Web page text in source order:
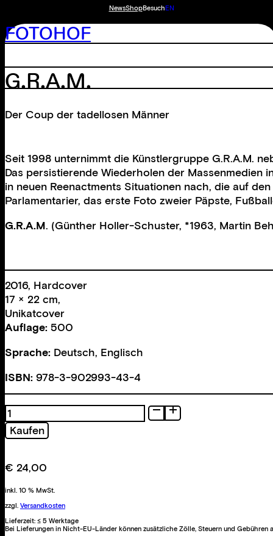
NewsShopBesuchEN
FOTOHOF
G.R.A.M.
Der Coup der tadellosen Männer
Seit 1998 unternimmt die Künstlergruppe G.R.A.M.
Das persistierende Wiederholen der Massenmedien
in neuen Reenactments Situationen nach, die auf
Parlamentarier, das erste Foto zweier Päpste,
G.R.A.M. (Günther Holler-Schuster, *1963, Martin
2016, Hardcover
17 × 22 cm,
Unikatcover
Auflage: 500
Sprache: Deutsch, Englisch
ISBN: 978-3-902993-43-4
Der
Coup
der
Männer
Kaufen
€ 24,00
inkl. 10 % MwSt.
zzgl. Versandkosten
Lieferzeit: ≤ 5 Werktage
Bei Lieferungen in Nicht-EU-Länder können zusätzliche Zölle, Steuern und Gebühren